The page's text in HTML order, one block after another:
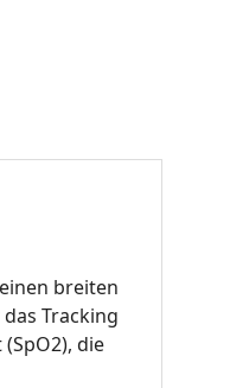
breiten
Tracking
die